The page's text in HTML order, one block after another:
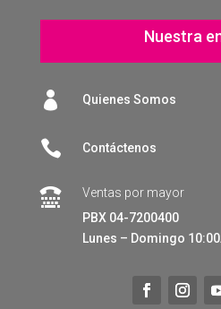
Nuestra
 Quienes Somos
 Contáctenos

Ventas por mayor
PBX 04-7200400
Lunes – Domingo